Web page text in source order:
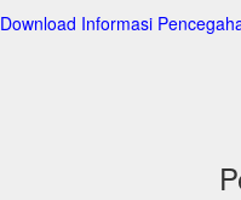
Download Informasi